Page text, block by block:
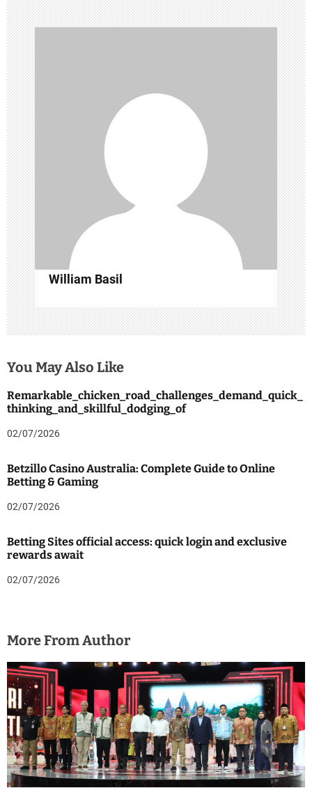
a
v
i
g
a
t
i
o
n
William Basil
You May Also Like
Remarkable_chicken_road_challenges_demand_quick_
thinking_and_skillful_dodging_of
02/07/2026
Betzillo Casino Australia: Complete Guide to Online
Betting & Gaming
02/07/2026
Betting Sites official access: quick login and exclusive
rewards await
02/07/2026
More From Author